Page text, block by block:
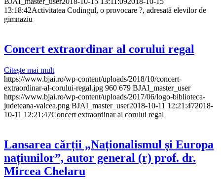
13:18:42Activitatea Codingul, o provocare ?, adresată elevilor de
gimnaziu
Concert extraordinar al corului regal
Citește mai mult
https://www.bjai.ro/wp-content/uploads/2018/10/concert-
extraordinar-al-corului-regal.jpg 960 679 BJAI_master_user
https://www.bjai.ro/wp-content/uploads/2017/06/logo-biblioteca-
judeteana-valcea.png BJAI_master_user2018-10-11 12:21:472018-
10-11 12:21:47Concert extraordinar al corului regal
Lansarea cărții „Naționalismul și Europa
națiunilor”, autor general (r) prof. dr.
Mircea Chelaru